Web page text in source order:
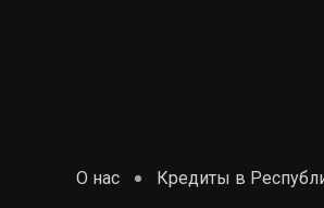
О нас Кредиты в